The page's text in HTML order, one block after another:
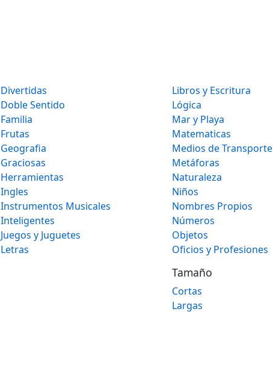
Divertidas
Doble Sentido
Familia
Frutas
Geografia
Graciosas
Herramientas
Ingles
Instrumentos Musicales
Inteligentes
Juegos y Juguetes
Letras
Libros y Escritura
Lógica
Mar y Playa
Matematicas
Medios de Transporte
Metáforas
Naturaleza
Niños
Nombres Propios
Números
Objetos
Oficios y Profesiones
Tamaño
Cortas
Largas